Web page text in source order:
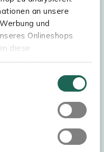
an unsere
und
Onlineshops
diese
mit weiteren
Ihrer Nutzung der
akzeptieren.